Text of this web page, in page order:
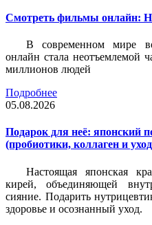
Смотреть фильмы онлайн:
В современном мире
онлайн стала неотъемлемой
миллионов людей
Подробнее
05.08.2026
Подарок для неё: японский
(пробиотики, коллаген и
Настоящая японская
кирей, объединяющей
сияние. Подарить
здоровье и осознанный уход.